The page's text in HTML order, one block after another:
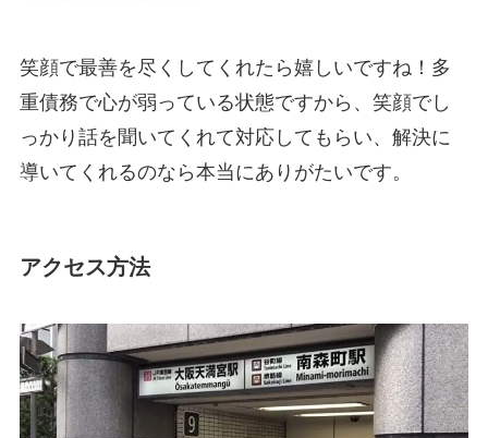
笑顔で最善を尽くしてくれたら嬉しいですね！多
重債務で心が弱っている状態ですから、笑顔でし
っかり話を聞いてくれて対応してもらい、解決に
導いてくれるのなら本当にありがたいです。
アクセス方法